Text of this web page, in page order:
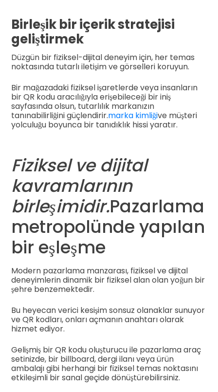
Birleşik bir içerik stratejisi
geliştirmek
Düzgün bir fiziksel-dijital deneyim için, her temas
noktasında tutarlı iletişim ve görselleri koruyun.
Bir mağazadaki fiziksel işaretlerde veya insanların
bir QR kodu aracılığıyla erişebileceği bir iniş
sayfasında olsun, tutarlılık markanızın
tanınabilirliğini güçlendirir.marka kimliğive müşteri
yolculuğu boyunca bir tanıdıklık hissi yaratır.
Fiziksel ve dijital
kavramlarının
birleşimidir.Pazarlama
metropolünde yapılan
bir eşleşme
Modern pazarlama manzarası, fiziksel ve dijital
deneyimlerin dinamik bir fiziksel alan olan yoğun bir
şehre benzemektedir.
Bu heyecan verici kesişim sonsuz olanaklar sunuyor
ve QR kodları, onları açmanın anahtarı olarak
hizmet ediyor.
Gelişmiş bir QR kodu oluşturucu ile pazarlama araç
setinizde, bir billboard, dergi ilanı veya ürün
ambalajı gibi herhangi bir fiziksel temas noktasını
etkileşimli bir sanal geçide dönüştürebilirsiniz.